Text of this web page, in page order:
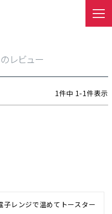
レビュー
1件中 1-1件表示
レンジで温めてトースター